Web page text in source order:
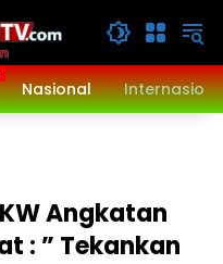
Nasional
Angkatan
: ” Tekankan